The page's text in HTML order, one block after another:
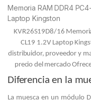
ratings
Memoria RAM DDR4
Laptop Kingston
KVR26S19D8/16
CL19 1.2V Laptop
distribuidor, proveedor y
precio del mercado
Diferencia en la
La muesca en un módulo